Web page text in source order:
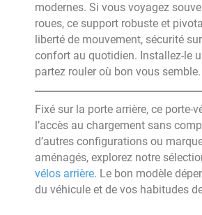
modernes. Si vous voyagez
roues, ce support robuste et
liberté de mouvement, sécurité
confort au quotidien. Installez-le
partez rouler où bon vous semble.
Fixé sur la porte arrière, ce porte-
l’accès au chargement sans
d’autres configurations ou
aménagés, explorez notre
vélos arrière. Le bon modèle
du véhicule et de vos habitudes